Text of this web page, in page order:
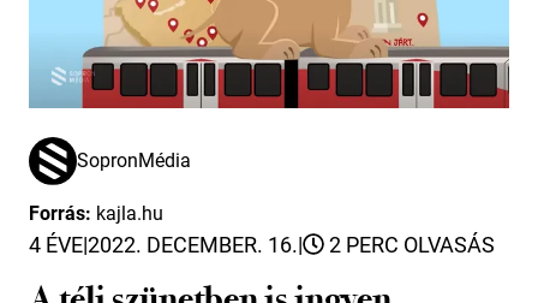
SopronMédia
Forrás: kajla.hu
4 ÉVE|2022. DECEMBER. 16.| 2 PERC OLVASÁS